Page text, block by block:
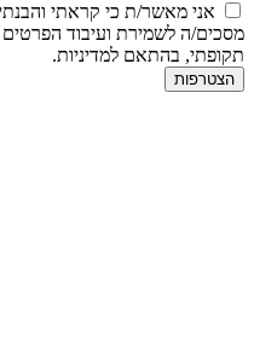
אני מאשר/ת כי קראתי
מסכים/ה לשמירת ועיבוד הפרטים
תקופתי, בהתאם למדיניות.
הצטרפות